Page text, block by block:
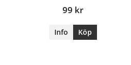
99 kr
Info Köp